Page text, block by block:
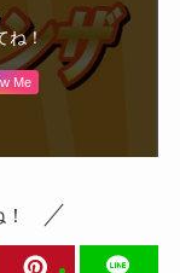
ね！
Me